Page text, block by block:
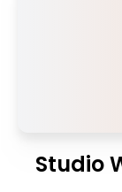
Studio